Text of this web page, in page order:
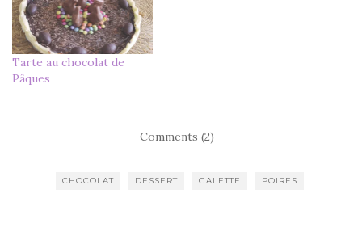
Tarte au chocolat de
Pâques
Comments (2)
CHOCOLAT DESSERT GALETTE POIRES